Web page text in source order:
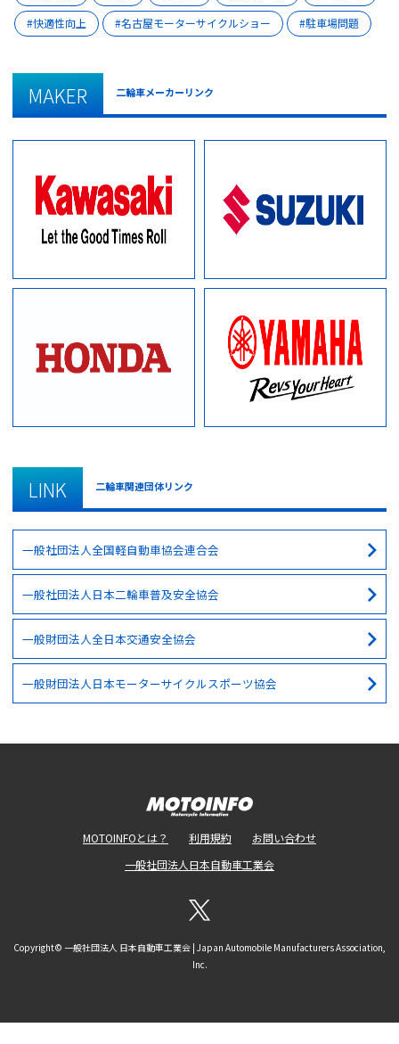
快適性向上
名古屋モーターサイクルショー 駐車場問題
MAKER 二輪車メーカーリンク
LINK 二輪車関連団体リンク
一般社団法人全国軽自動車協会連合会
一般社団法人日本二輪車普及安全協会
一般財団法人全日本交通安全協会
一般財団法人日本モーターサイクルスポーツ協会
MOTOINFOとは？ 利用規約
お問い合わせ
一般社団法人日本自動車工業会
Copyright© 一般社団法人 日本自動車工業会 | Japan Automobile Manufacturers Association,
Inc.